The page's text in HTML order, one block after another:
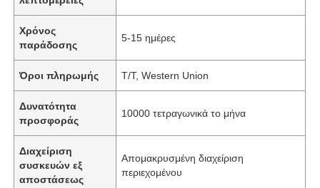
Χρόνος
παράδοσης
5-15 ημέρες
Όροι πληρωμής T/T, Western Union
Δυνατότητα
προσφοράς
10000 τετραγωνικά το μήνα
Διαχείριση
συσκευών εξ
αποστάσεως
Απομακρυσμένη διαχείριση
περιεχομένου